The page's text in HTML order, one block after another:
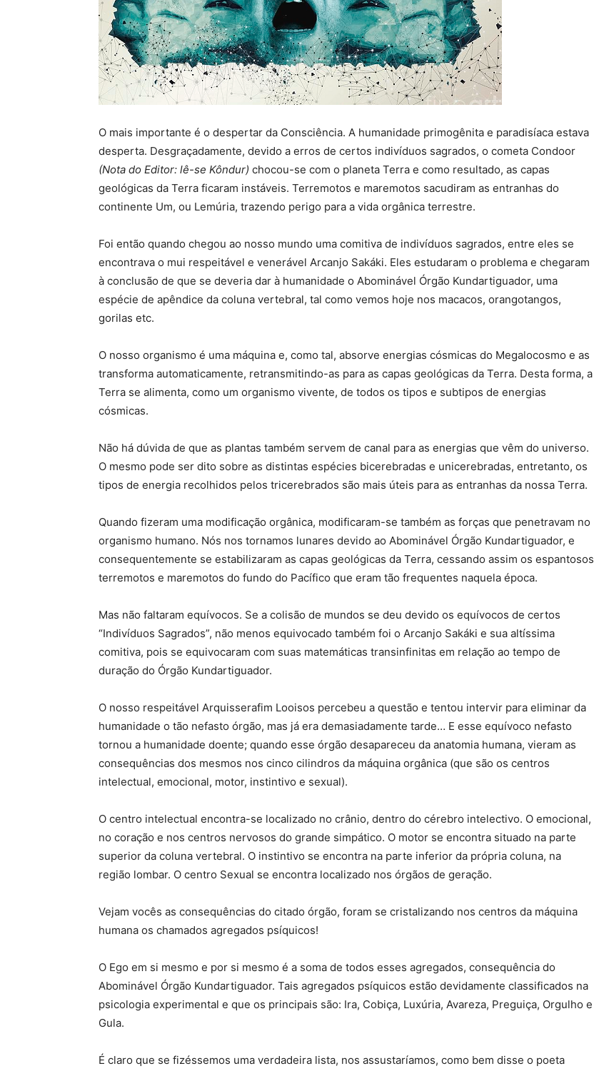
O mais importante é o despertar da Consciência. A humanidade primogênita e paradisíaca estava
desperta. Desgraçadamente, devido a erros de certos indivíduos sagrados, o cometa Condoor
(Nota do Editor: lê-se Kôndur) chocou-se com o planeta Terra e como resultado, as capas
geológicas da Terra ficaram instáveis. Terremotos e maremotos sacudiram as entranhas do
continente Um, ou Lemúria, trazendo perigo para a vida orgânica terrestre.
Foi então quando chegou ao nosso mundo uma comitiva de indivíduos sagrados, entre eles se
encontrava o mui respeitável e venerável Arcanjo Sakáki. Eles estudaram o problema e chegaram
à conclusão de que se deveria dar à humanidade o Abominável Órgão Kundartiguador, uma
espécie de apêndice da coluna vertebral, tal como vemos hoje nos macacos, orangotangos,
gorilas etc.
O nosso organismo é uma máquina e, como tal, absorve energias cósmicas do Megalocosmo e as
transforma automaticamente, retransmitindo-as para as capas geológicas da Terra. Desta forma, a
Terra se alimenta, como um organismo vivente, de todos os tipos e subtipos de energias
cósmicas.
Não há dúvida de que as plantas também servem de canal para as energias que vêm do universo.
O mesmo pode ser dito sobre as distintas espécies bicerebradas e unicerebradas, entretanto, os
tipos de energia recolhidos pelos tricerebrados são mais úteis para as entranhas da nossa Terra.
Quando fizeram uma modificação orgânica, modificaram-se também as forças que penetravam no
organismo humano. Nós nos tornamos lunares devido ao Abominável Órgão Kundartiguador, e
consequentemente se estabilizaram as capas geológicas da Terra, cessando assim os espantosos
terremotos e maremotos do fundo do Pacífico que eram tão frequentes naquela época.
Mas não faltaram equívocos. Se a colisão de mundos se deu devido os equívocos de certos
“Indivíduos Sagrados”, não menos equivocado também foi o Arcanjo Sakáki e sua altíssima
comitiva, pois se equivocaram com suas matemáticas transinfinitas em relação ao tempo de
duração do Órgão Kundartiguador.
O nosso respeitável Arquisserafim Looisos percebeu a questão e tentou intervir para eliminar da
humanidade o tão nefasto órgão, mas já era demasiadamente tarde… E esse equívoco nefasto
tornou a humanidade doente; quando esse órgão desapareceu da anatomia humana, vieram as
consequências dos mesmos nos cinco cilindros da máquina orgânica (que são os centros
intelectual, emocional, motor, instintivo e sexual).
O centro intelectual encontra-se localizado no crânio, dentro do cérebro intelectivo. O emocional,
no coração e nos centros nervosos do grande simpático. O motor se encontra situado na parte
superior da coluna vertebral. O instintivo se encontra na parte inferior da própria coluna, na
região lombar. O centro Sexual se encontra localizado nos órgãos de geração.
Vejam vocês as consequências do citado órgão, foram se cristalizando nos centros da máquina
humana os chamados agregados psíquicos!
O Ego em si mesmo e por si mesmo é a soma de todos esses agregados, consequência do
Abominável Órgão Kundartiguador. Tais agregados psíquicos estão devidamente classificados na
psicologia experimental e que os principais são: Ira, Cobiça, Luxúria, Avareza, Preguiça, Orgulho e
Gula.
É claro que se fizéssemos uma verdadeira lista, nos assustaríamos, como bem disse o poeta